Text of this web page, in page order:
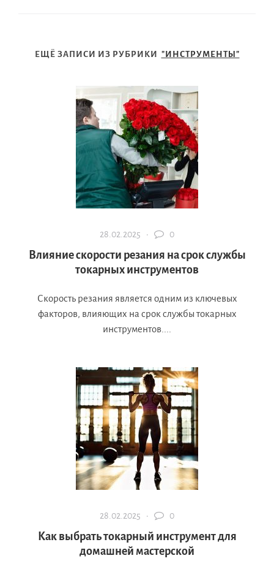
ЕЩЁ ЗАПИСИ ИЗ РУБРИКИ "ИНСТРУМЕНТЫ"
28.02.2025 · 0
Влияние скорости резания на срок службы
токарных инструментов
Скорость резания является одним из ключевых
факторов, влияющих на срок службы токарных
инструментов....
28.02.2025 · 0
Как выбрать токарный инструмент для
домашней мастерской